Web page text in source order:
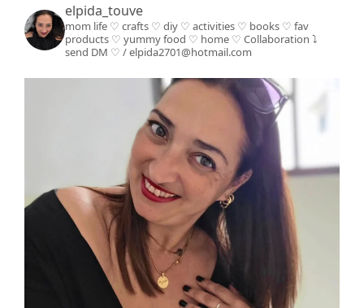
elpida_touve
mom life ♡ crafts ♡ diy ♡ activities ♡ books ♡ fav
products ♡ yummy food ♡ home ♡ Collaboration ⤵️
send DM ♡ / elpida2701@hotmail.com